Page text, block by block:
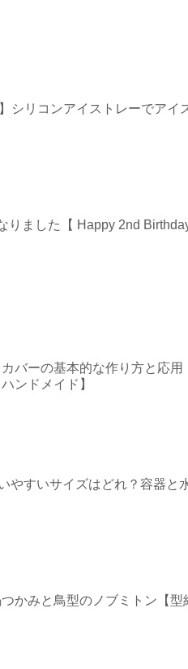
シリコンアイストレーでアイ
りました【 Happy 2nd Birthday
カバーの基本的な作り方と応
ンドメイド】
やすいサイズはどれ？容器と
つかみと鳥型のノブミトン【